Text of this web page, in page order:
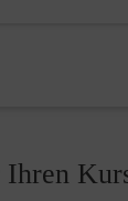
Ihren